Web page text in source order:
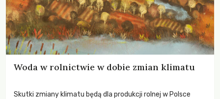
Woda w rolnictwie w dobie zmian klimatu
Skutki zmiany klimatu będą dla produkcji rolnej w Polsce